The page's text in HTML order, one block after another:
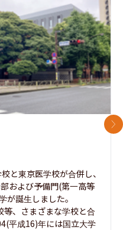
と東京医学校が合併し、
および予備門(第一高等
が誕生しました。
等、さまざまな学校と合
平成16)年には国立大学
次